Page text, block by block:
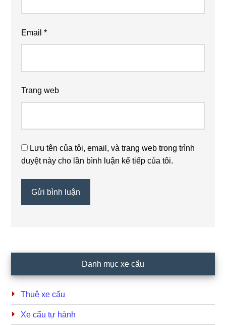
Email*
Trang web
Lưu tên của tôi, email, và trang web trong trình
duyệt này cho lần bình luận kế tiếp của tôi.
Sidebar
Danh mục xe cẩu
Thuê xe cẩu
Xe cẩu tự hành